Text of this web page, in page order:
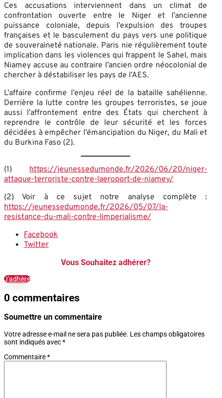
Ces accusations interviennent dans un climat de
confrontation ouverte entre le Niger et l’ancienne
puissance coloniale, depuis l’expulsion des troupes
françaises et le basculement du pays vers une politique
de souveraineté nationale. Paris nie régulièrement toute
implication dans les violences qui frappent le Sahel, mais
Niamey accuse au contraire l’ancien ordre néocolonial de
chercher à déstabiliser les pays de l’AES.
L’affaire confirme l’enjeu réel de la bataille sahélienne.
Derrière la lutte contre les groupes terroristes, se joue
aussi l’affrontement entre des États qui cherchent à
reprendre le contrôle de leur sécurité et les forces
décidées à empêcher l’émancipation du Niger, du Mali et
du Burkina Faso (2).
(1) https://jeunessedumonde.fr/2026/06/20/niger-
attaque-terroriste-contre-laeroport-de-niamey/
(2) Voir à ce sujet notre analyse complète :
https://jeunessedumonde.fr/2026/05/07/la-
resistance-du-mali-contre-limperialisme/
Facebook
Twitter
Vous Souhaitez adhérer?
J'adhère
0 commentaires
Soumettre un commentaire
Votre adresse e-mail ne sera pas publiée. Les champs obligatoires
sont indiqués avec*
Commentaire*